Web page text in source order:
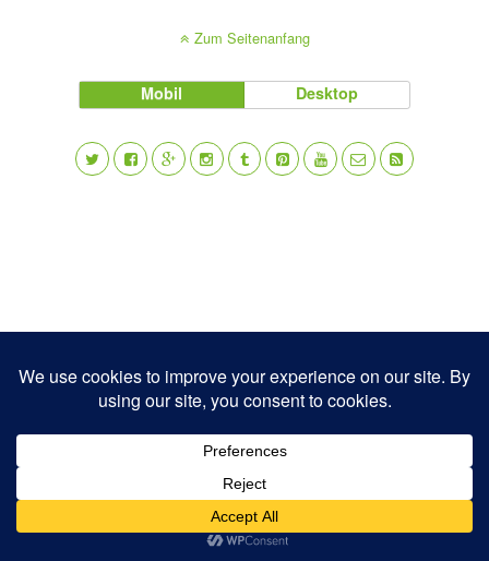
Zum Seitenanfang
Mobil Desktop